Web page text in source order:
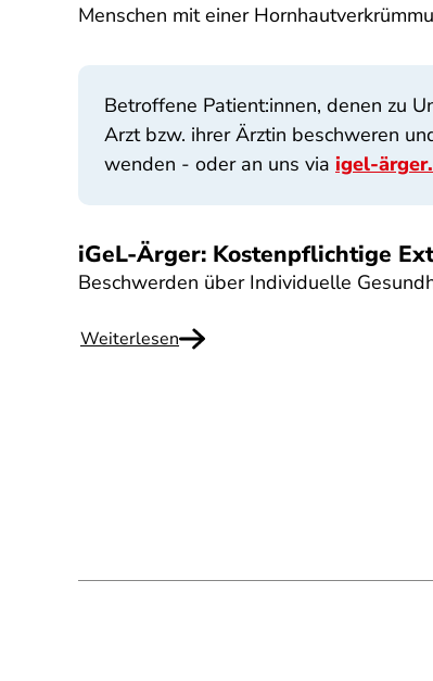
Menschen mit einer
Betroffene Patient:innen, denen zu
Arzt bzw. ihrer Ärztin beschweren
wenden - oder an uns via igel-
iGeL-Ärger: Kostenpflichtige
Beschwerden über Individuelle
Weiterlesen